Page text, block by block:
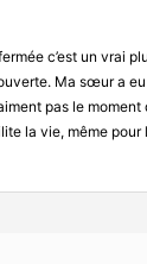
c’est un vrai
Ma sœur a
pas le
la vie, même